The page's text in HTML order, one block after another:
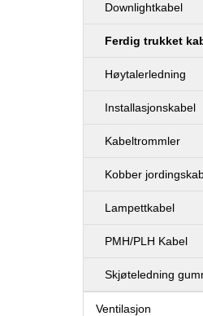
Downlightkabel
Ferdig trukket
Høytalerledning
Installasjonskabel
Kabeltrommler
Kobber
Lampettkabel
PMH/PLH Kabel
Skjøteledning
Ventilasjon